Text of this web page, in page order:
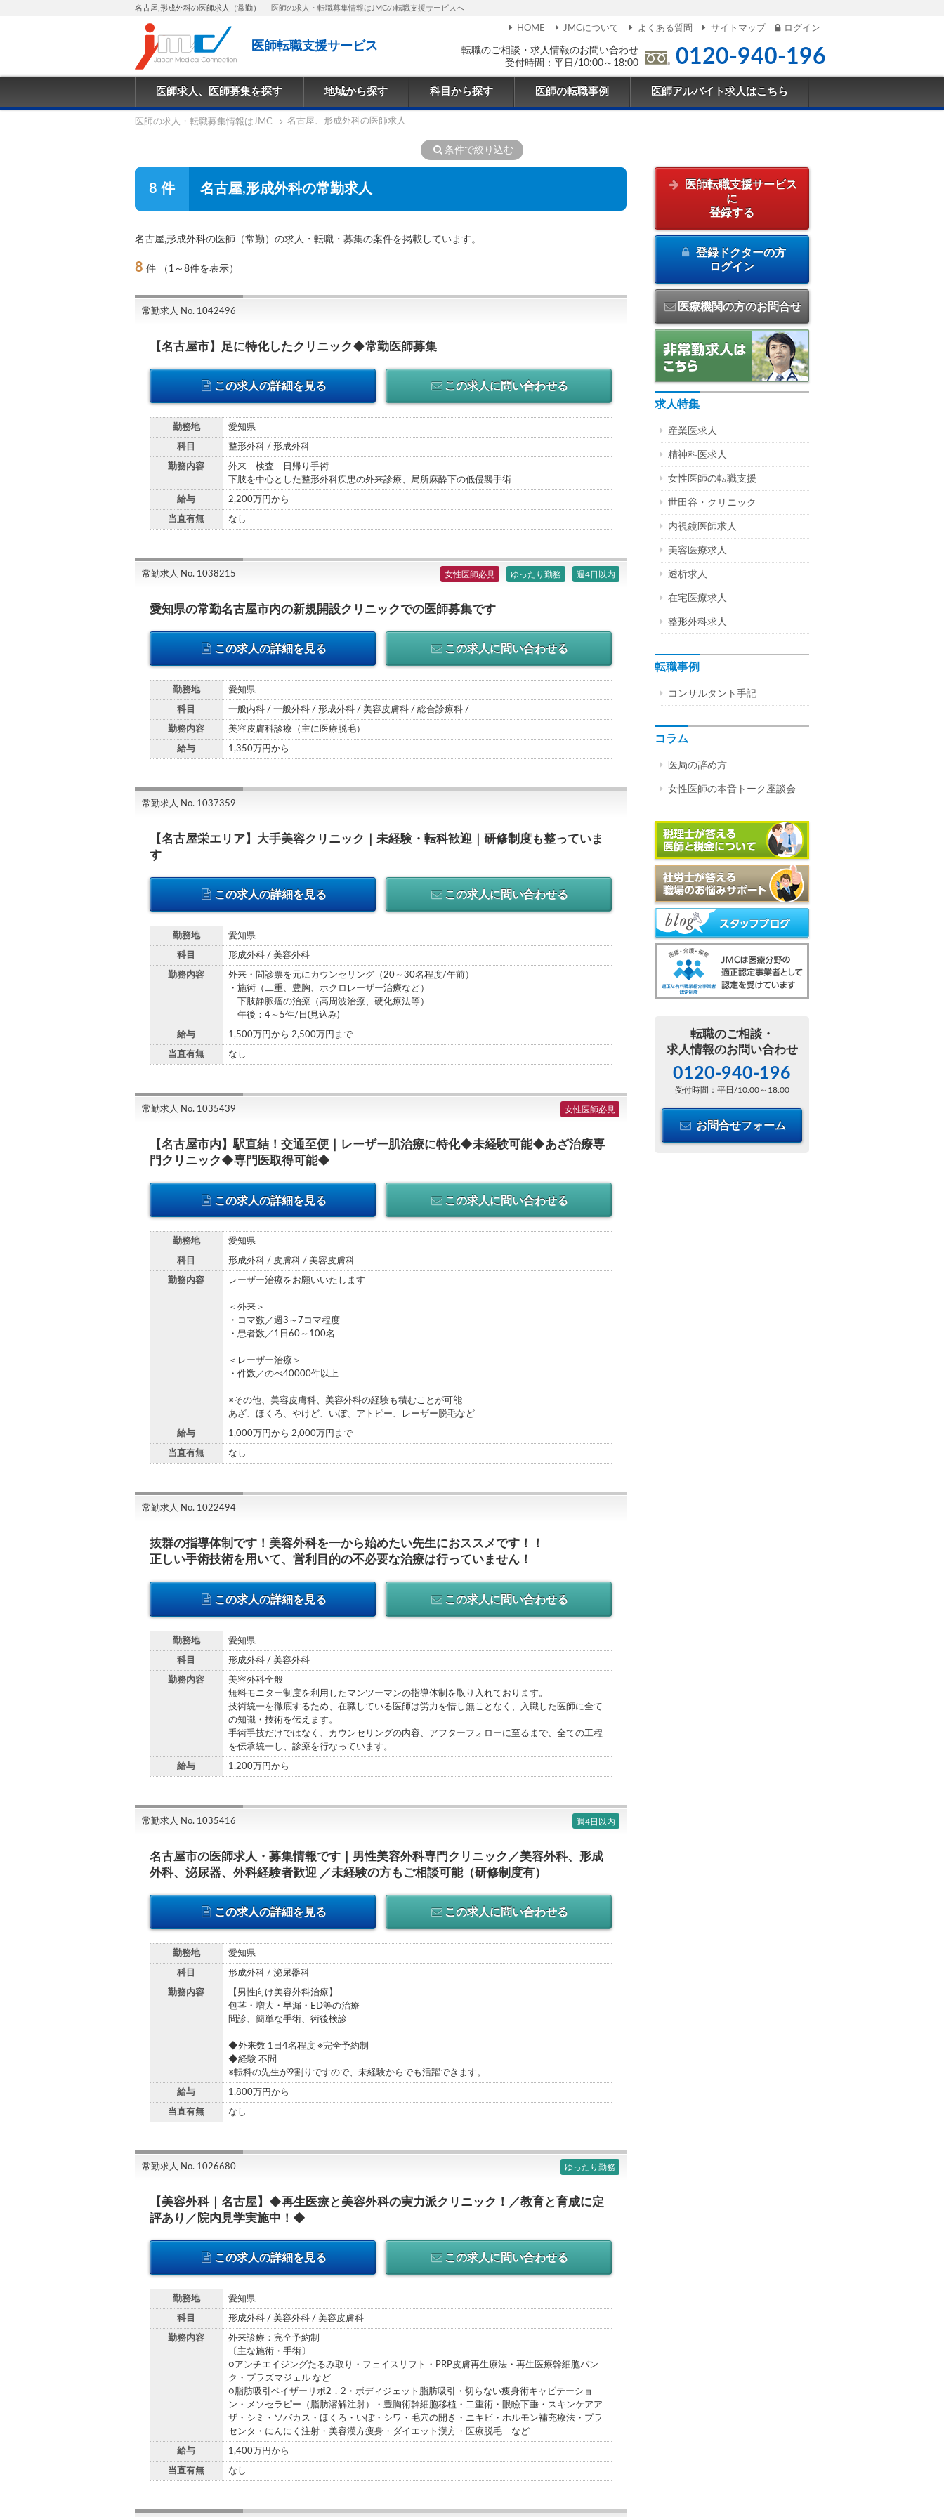
名古屋,形成外科の医師求人（常勤） 医師の求人・転職募集情報はJMCの転職支援サービスへ
医師転職支援サービス
転職のご相談・求人情報のお問い合わせ
受付時間：平日/10:00～18:00
0120-940-196
HOME JMCについて よくある質問 サイトマップ ログイン
医師求人、医師募集を探す 地域から探す 科目から探す 医師の転職事例 医師アルバイト求人はこちら
医師の求人・転職募集情報はJMC 名古屋、形成外科の医師求人
条件で絞り込む
8 件 名古屋,形成外科の常勤求人
名古屋,形成外科の医師（常勤）の求人・転職・募集の案件を掲載しています。
8 件 （1～8件を表示）
常勤求人 No. 1042496
【名古屋市】足に特化したクリニック◆常勤医師募集
この求人の詳細を見る この求人に問い合わせる
勤務地 愛知県
科目 整形外科 / 形成外科
勤務内容
外来 検査 日帰り手術
下肢を中心とした整形外科疾患の外来診療、局所麻酔下の低侵襲手術
給与 2,200万円から
当直有無 なし
常勤求人 No. 1038215 女性医師必見 ゆったり勤務 週4日以内
愛知県の常勤名古屋市内の新規開設クリニックでの医師募集です
この求人の詳細を見る この求人に問い合わせる
勤務地 愛知県
科目 一般内科 / 一般外科 / 形成外科 / 美容皮膚科 / 総合診療科 /
勤務内容 美容皮膚科診療（主に医療脱毛）
給与 1,350万円から
常勤求人 No. 1037359
【名古屋栄エリア】大手美容クリニック｜未経験・転科歓迎｜研修制度も整っていま
す
この求人の詳細を見る この求人に問い合わせる
勤務地 愛知県
科目 形成外科 / 美容外科
勤務内容
外来・問診票を元にカウンセリング（20～30名程度/午前）
・施術（二重、豊胸、ホクロレーザー治療など）
下肢静脈瘤の治療（高周波治療、硬化療法等）
午後：4～5件/日(見込み)
給与 1,500万円から 2,500万円まで
当直有無 なし
常勤求人 No. 1035439 女性医師必見
【名古屋市内】駅直結！交通至便｜レーザー肌治療に特化◆未経験可能◆あざ治療専
門クリニック◆専門医取得可能◆
この求人の詳細を見る この求人に問い合わせる
勤務地 愛知県
科目 形成外科 / 皮膚科 / 美容皮膚科
勤務内容 レーザー治療をお願いいたします
＜外来＞
・コマ数／週3～7コマ程度
・患者数／1日60～100名
＜レーザー治療＞
・件数／のべ40000件以上
※その他、美容皮膚科、美容外科の経験も積むことが可能
あざ、ほくろ、やけど、いぼ、アトピー、レーザー脱毛など
給与 1,000万円から 2,000万円まで
当直有無 なし
常勤求人 No. 1022494
抜群の指導体制です！美容外科を一から始めたい先生におススメです！！
正しい手術技術を用いて、営利目的の不必要な治療は行っていません！
この求人の詳細を見る この求人に問い合わせる
勤務地 愛知県
科目 形成外科 / 美容外科
勤務内容
美容外科全般
無料モニター制度を利用したマンツーマンの指導体制を取り入れております。
技術統一を徹底するため、在職している医師は労力を惜し無ことなく、入職した医師に全て
の知識・技術を伝えます。
手術手技だけではなく、カウンセリングの内容、アフターフォローに至るまで、全ての工程
を伝承統一し、診療を行なっています。
給与 1,200万円から
常勤求人 No. 1035416 週4日以内
名古屋市の医師求人・募集情報です｜男性美容外科専門クリニック／美容外科、形成
外科、泌尿器、外科経験者歓迎 ／未経験の方もご相談可能（研修制度有）
この求人の詳細を見る この求人に問い合わせる
勤務地 愛知県
科目 形成外科 / 泌尿器科
勤務内容
【男性向け美容外科治療】
包茎・増大・早漏・ED等の治療
問診、簡単な手術、術後検診
◆外来数 1日4名程度 ※完全予約制
◆経験 不問
※転科の先生が9割りですので、未経験からでも活躍できます。
給与 1,800万円から
当直有無 なし
常勤求人 No. 1026680 ゆったり勤務
【美容外科｜名古屋】◆再生医療と美容外科の実力派クリニック！／教育と育成に定
評あり／院内見学実施中！◆
この求人の詳細を見る この求人に問い合わせる
勤務地 愛知県
科目 形成外科 / 美容外科 / 美容皮膚科
勤務内容
外来診療：完全予約制
〔主な施術・手術〕
○アンチエイジングたるみ取り・フェイスリフト・PRP皮膚再生療法・再生医療幹細胞バン
ク・プラズマジェル など
○脂肪吸引ベイザーリポ2．2・ボディジェット脂肪吸引・切らない痩身術キャビテーショ
ン・メソセラピー（脂肪溶解注射）・豊胸術幹細胞移植・二重術・眼瞼下垂・スキンケアア
ザ・シミ・ソバカス・ほくろ・いぼ・シワ・毛穴の開き・ニキビ・ホルモン補充療法・プラ
センタ・にんにく注射・美容漢方痩身・ダイエット漢方・医療脱毛 など
給与 1,400万円から
当直有無 なし
医師転職支援サービス
に
登録する
登録ドクターの方
ログイン
医療機関の方のお問合せ
求人特集
産業医求人
精神科医求人
女性医師の転職支援
世田谷・クリニック
内視鏡医師求人
美容医療求人
透析求人
在宅医療求人
整形外科求人
転職事例
コンサルタント手記
コラム
医局の辞め方
女性医師の本音トーク座談会
転職のご相談・
求人情報のお問い合わせ
0120-940-196
受付時間：平日/10:00～18:00
お問合せフォーム